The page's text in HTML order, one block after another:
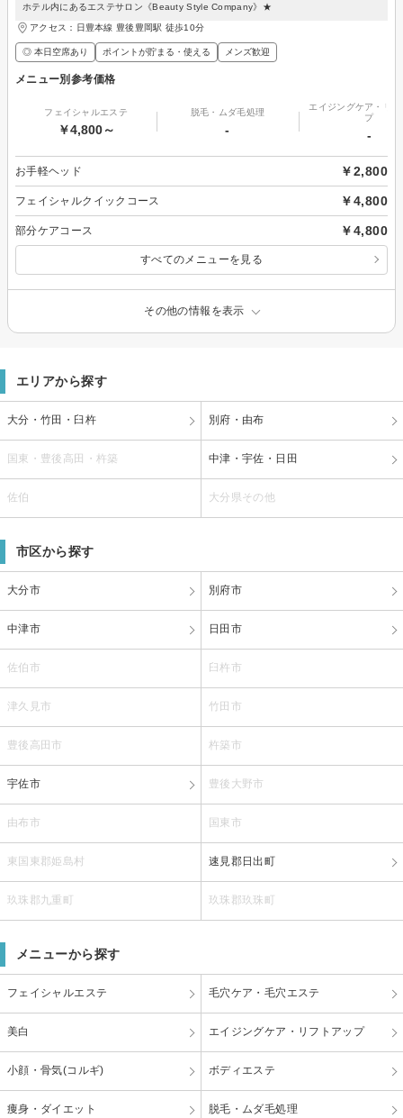
ホテル内にあるエステサロン《Beauty Style Company》★
アクセス：日豊本線 豊後豊岡駅 徒歩10分
◎ 本日空席あり ポイントが貯まる・使える メンズ歓迎
メニュー別参考価格
フェイシャルエステ
￥4,800～
脱毛・ムダ毛処理
-
エイジングケア・リ
プ
-
お手軽ヘッド ￥2,800
フェイシャルクイックコース ￥4,800
部分ケアコース ￥4,800
すべてのメニューを見る
その他の情報を表示
エリアから探す
大分・竹田・臼杵 別府・由布
国東・豊後高田・杵築 中津・宇佐・日田
佐伯 大分県その他
市区から探す
大分市 別府市
中津市 日田市
佐伯市 臼杵市
津久見市 竹田市
豊後高田市 杵築市
宇佐市 豊後大野市
由布市 国東市
東国東郡姫島村 速見郡日出町
玖珠郡九重町 玖珠郡玖珠町
メニューから探す
フェイシャルエステ 毛穴ケア・毛穴エステ
美白 エイジングケア・リフトアップ
小顔・骨気(コルギ) ボディエステ
痩身・ダイエット 脱毛・ムダ毛処理